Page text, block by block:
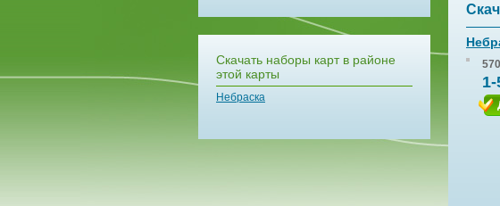
Скачать наборы карт в районе
этой карты
Небраска